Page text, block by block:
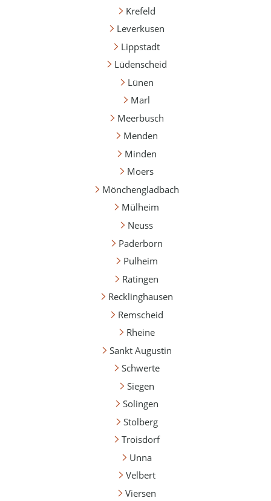
Krefeld
Leverkusen
Lippstadt
Lüdenscheid
Lünen
Marl
Meerbusch
Menden
Minden
Moers
Mönchengladbach
Mülheim
Neuss
Paderborn
Pulheim
Ratingen
Recklinghausen
Remscheid
Rheine
Sankt Augustin
Schwerte
Siegen
Solingen
Stolberg
Troisdorf
Unna
Velbert
Viersen